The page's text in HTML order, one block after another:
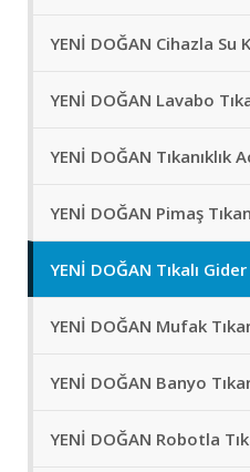
YENİ DOĞAN Cihazla Su
YENİ DOĞAN Lavabo
YENİ DOĞAN Tıkanıklık
YENİ DOĞAN Pimaş
YENİ DOĞAN Tıkalı
YENİ DOĞAN Mufak
YENİ DOĞAN Banyo
YENİ DOĞAN Robotla